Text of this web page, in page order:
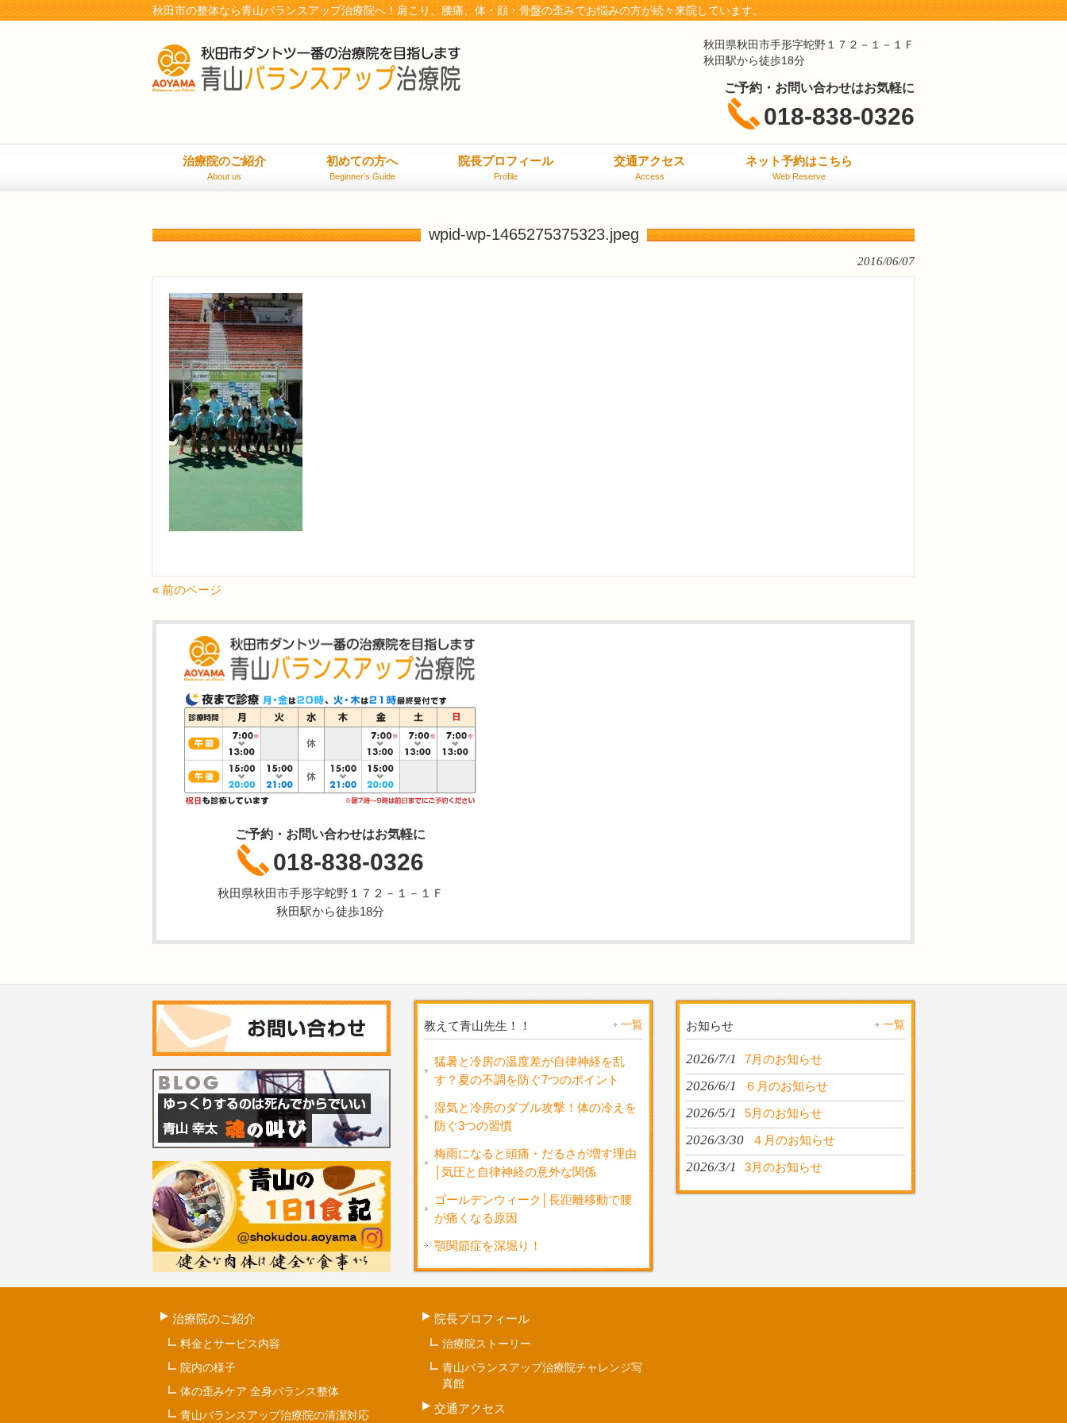
秋田市の整体なら青山バランスアップ治療院へ！肩こり、腰痛、体・顔・骨盤の歪みでお悩みの方が続々来院しています。
秋田県秋田市手形字蛇野１７２－１－１Ｆ
秋田駅から徒歩18分
ご予約・お問い合わせはお気軽に
018-838-0326
治療院のご紹介
About us
初めての方へ
Beginner’s Guide
院長プロフィール
Profile
交通アクセス
Access
ネット予約はこちら
Web Reserve
wpid-wp-1465275375323.jpeg
2016/06/07
« 前のページ
ご予約・お問い合わせはお気軽に
018-838-0326
秋田県秋田市手形字蛇野１７２－１－１Ｆ
秋田駅から徒歩18分
教えて青山先生！！ 一覧
猛暑と冷房の温度差が自律神経を乱
す？夏の不調を防ぐ7つのポイント
湿気と冷房のダブル攻撃！体の冷えを
防ぐ3つの習慣
梅雨になると頭痛・だるさが増す理由
│気圧と自律神経の意外な関係
ゴールデンウィーク│長距離移動で腰
が痛くなる原因
顎関節症を深堀り！
お知らせ 一覧
2026/7/1 7月のお知らせ
2026/6/1 ６月のお知らせ
2026/5/1 5月のお知らせ
2026/3/30 ４月のお知らせ
2026/3/1 3月のお知らせ
治療院のご紹介
料金とサービス内容
院内の様子
体の歪みケア 全身バランス整体
青山バランスアップ治療院の清潔対応
院長プロフィール
治療院ストーリー
青山バランスアップ治療院チャレンジ写
真館
交通アクセス